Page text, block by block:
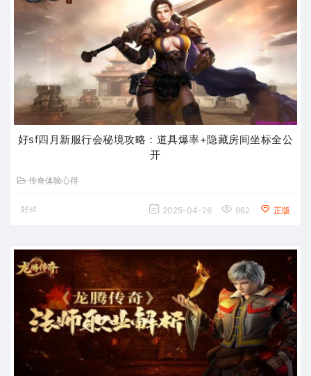
好sf四月新服行会秘境攻略：道具爆率+隐藏房间坐标全公
开
传奇体验心得
好sf 2025-04-26 962 正版